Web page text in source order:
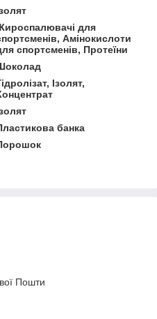
для
Амінокислоти
спортсменів, Протеїни
Ізолят,
банка
Пошти